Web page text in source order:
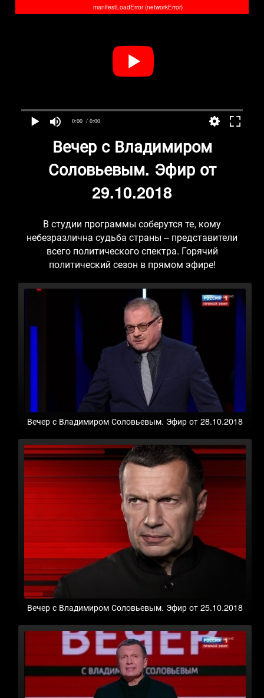
0:00 / 0:00
manifestLoadError (networkError)
Вечер с Владимиром
Соловьевым. Эфир от
29.10.2018
В студии программы соберутся те, кому
небезразлична судьба страны – представители
всего политического спектра. Горячий
политический сезон в прямом эфире!
Вечер с Владимиром Соловьевым. Эфир от 28.10.2018
Вечер с Владимиром Соловьевым. Эфир от 25.10.2018